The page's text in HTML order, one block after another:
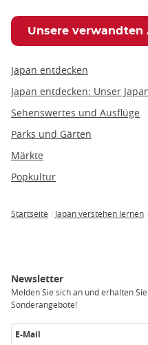
Unsere verwandten
Japan entdecken
Sehenswertes und Ausflüge
Parks und Gärten
Märkte
Popkultur
Startseite Japan verstehen lernen
Newsletter
Melden Sie sich an und erhalten
Sonderangebote!
E-Mail